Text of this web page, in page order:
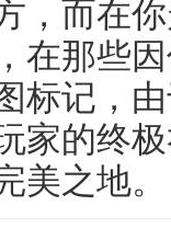
，而在
在那些
标记，
家的终
美之地。